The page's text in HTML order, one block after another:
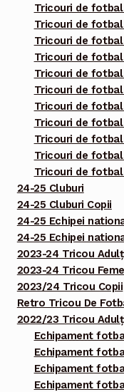
Tricouri de
Tricouri de fotbal
Tricouri de fotbal
Tricouri de fotbal
Tricouri de fotbal
Tricouri de
Tricouri de fotbal
Tricouri de fotbal
Tricouri de
Tricouri de fotbal
Tricouri de
24-25 Cluburi
24-25 Cluburi Copii
24-25 Echipei
24-25 Echipei
2023-24 Tricou
2023-24 Tricou
2023/24 Tricou Copii
Retro Tricou De
2022/23 Tricou
Echipament
Echipament
Echipament
Echipament